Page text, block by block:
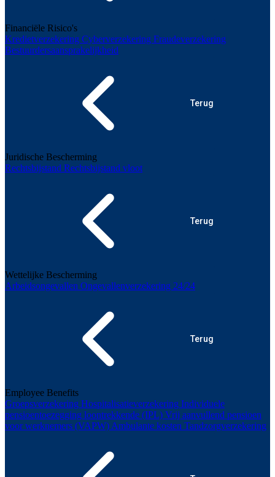
Financiële Risico's
Kredietverzekering Cyberverzekering Fraudeverzekering
Bestuurdersaansprakelijkheid
Terug
Juridische Bescherming
Rechtsbijstand Rechtsbijstand vloot
Terug
Wettelijke Bescherming
Arbeidsongevallen Ongevallenverzekering 24/24
Terug
Employee Benefits
Groepsverzekering Hospitalisatieverzekering Individuele
pensioentoezegging loontrekkende (IPL) Vrij aanvullend pensioen
voor werknemers (VAPW) Ambulante kosten Tandzorgverzekering